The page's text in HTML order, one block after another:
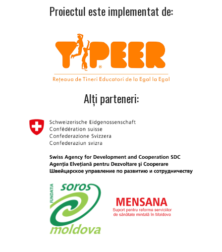
Proiectul este implementat de:
Alți parteneri: